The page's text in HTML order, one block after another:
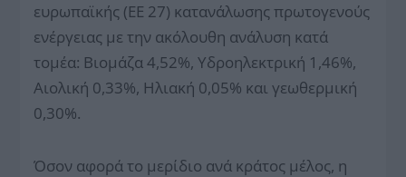
ευρωπαϊκής (ΕΕ 27) κατανάλωσης πρωτογενούς
ενέργειας με την ακόλουθη ανάλυση κατά
τομέα: Βιομάζα 4,52%, Υδροηλεκτρική 1,46%,
Αιολική 0,33%, Ηλιακή 0,05% και γεωθερμική
0,30%.
Όσον αφορά το μερίδιο ανά κράτος μέλος, η